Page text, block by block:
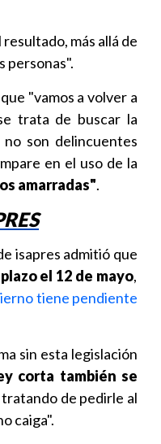
más allá de
personas".
"vamos a volver a
trata de buscar la
no son delincuentes
en el uso de la
amarradas".
isapres admitió que
el 12 de mayo,
tiene pendiente
sin esta legislación
corta también se
de pedirle al
caiga".